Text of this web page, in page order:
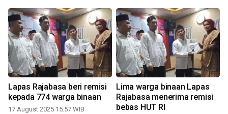
Lapas Rajabasa beri remisi
kepada 774 warga binaan
17 August 2025 15:57 WIB
Lima warga binaan Lapas
Rajabasa menerima remisi
bebas HUT RI